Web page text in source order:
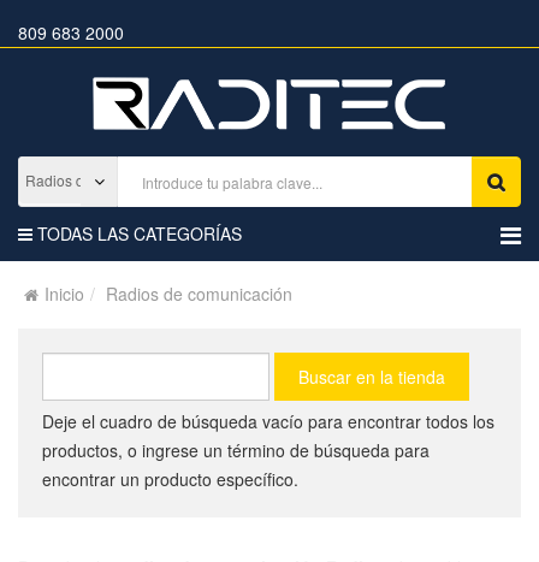
809 683 2000
TODAS LAS CATEGORÍAS
Inicio Radios de comunicación
Deje el cuadro de búsqueda vacío para encontrar todos los
productos, o ingrese un término de búsqueda para
encontrar un producto específico.